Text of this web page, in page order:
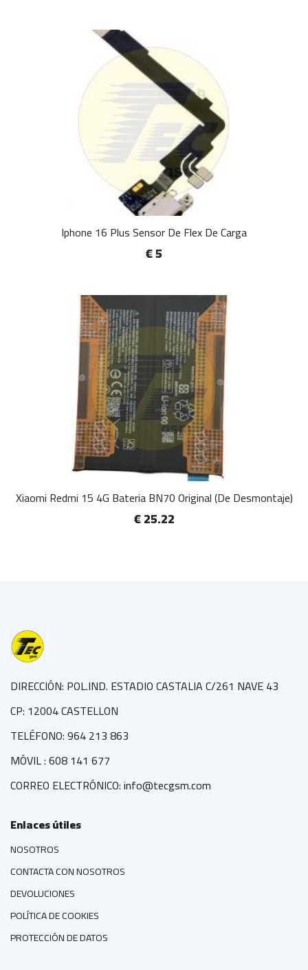
Iphone 16 Plus Sensor De Flex De Carga
€ 5
Xiaomi Redmi 15 4G Bateria BN70 Original (De Desmontaje)
€ 25.22
DIRECCIÓN: POL.IND. ESTADIO CASTALIA C/261 NAVE 43
CP: 12004 CASTELLON
TELÉFONO: 964 213 863
MÓVIL : 608 141 677
CORREO ELECTRÓNICO: info@tecgsm.com
Enlaces útiles
NOSOTROS
CONTACTA CON NOSOTROS
DEVOLUCIONES
POLÍTICA DE COOKIES
PROTECCIÓN DE DATOS